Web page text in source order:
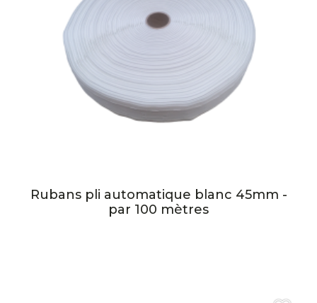
Rubans pli automatique blanc 45mm -
par 100 mètres